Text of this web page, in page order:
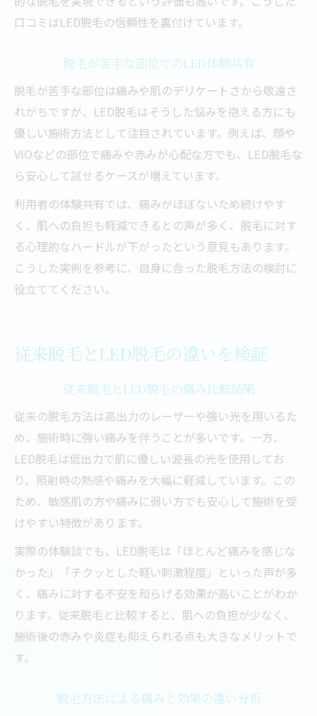
口コミはLED脱毛の信頼性を裏付けています。
脱毛が苦手な部位でのLED体験共有
脱毛が苦手な部位は痛みや肌のデリケートさから敬遠さ
れがちですが、LED脱毛はそうした悩みを抱える方にも
優しい施術方法として注目されています。例えば、顔や
VIOなどの部位で痛みや赤みが心配な方でも、LED脱毛な
ら安心して試せるケースが増えています。
利用者の体験共有では、痛みがほぼないため続けやす
く、肌への負担も軽減できるとの声が多く、脱毛に対す
る心理的なハードルが下がったという意見もあります。
こうした実例を参考に、自身に合った脱毛方法の検討に
役立ててください。
従来脱毛とLED脱毛の違いを検証
従来脱毛とLED脱毛の痛み比較結果
従来の脱毛方法は高出力のレーザーや強い光を用いるた
め、施術時に強い痛みを伴うことが多いです。一方、
LED脱毛は低出力で肌に優しい波長の光を使用してお
り、照射時の熱感や痛みを大幅に軽減しています。この
ため、敏感肌の方や痛みに弱い方でも安心して施術を受
けやすい特徴があります。
実際の体験談でも、LED脱毛は「ほとんど痛みを感じな
かった」「チクッとした軽い刺激程度」といった声が多
く、痛みに対する不安を和らげる効果が高いことがわか
ります。従来脱毛と比較すると、肌への負担が少なく、
施術後の赤みや炎症も抑えられる点も大きなメリットで
す。
脱毛方法による痛みと効果の違い分析